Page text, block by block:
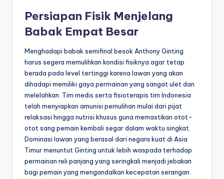
Persiapan Fisik Menjelang
Babak Empat Besar
Menghadapi babak semifinal besok Anthony Ginting
harus segera memulihkan kondisi fisiknya agar tetap
berada pada level tertinggi karena lawan yang akan
dihadapi memiliki gaya permainan yang sangat ulet dan
melelahkan. Tim medis serta fisioterapis tim Indonesia
telah menyiapkan amunisi pemulihan mulai dari pijat
relaksasi hingga nutrisi khusus guna memastikan otot-
otot sang pemain kembali segar dalam waktu singkat.
Dominasi lawan yang berasal dari negara kuat di Asia
Timur menuntut Ginting untuk lebih waspada terhadap
permainan reli panjang yang seringkali menjadi jebakan
bagi pemain yang mengandalkan kecepatan serangan.